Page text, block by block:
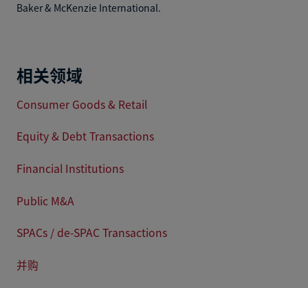
Baker & McKenzie International.
相关领域
Consumer Goods & Retail
Equity & Debt Transactions
Financial Institutions
Public M&A
SPACs / de-SPAC Transactions
并购